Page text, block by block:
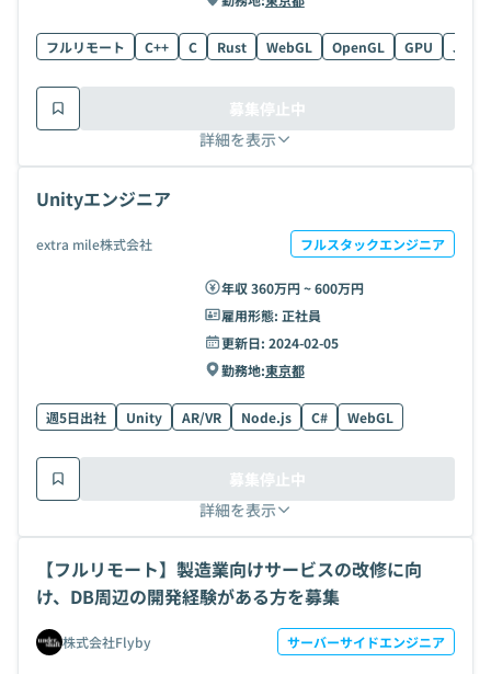
フルリモート C++ C Rust WebGL OpenGL GPU
詳細を表示
募集停止中
Unityエンジニア
extra mile株式会社 フルスタックエンジニア
年収 360万円 ~ 600万円
雇用形態: 正社員
更新日: 2024-02-05
勤務地:東京都
週5日出社 Unity AR/VR Node.js C# WebGL
詳細を表示
募集停止中
【フルリモート】製造業向けサービスの改修に向
け、DB周辺の開発経験がある方を募集
株式会社Flyby サーバーサイドエンジニア